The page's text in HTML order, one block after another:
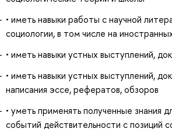
• иметь навыки работы с научной
социологии, в том числе на
• иметь навыки устных выступлений,
• иметь навыки устных выступлений,
написания эссе, рефератов, обзоров
• уметь применять полученные знания
событий действительности с позиций